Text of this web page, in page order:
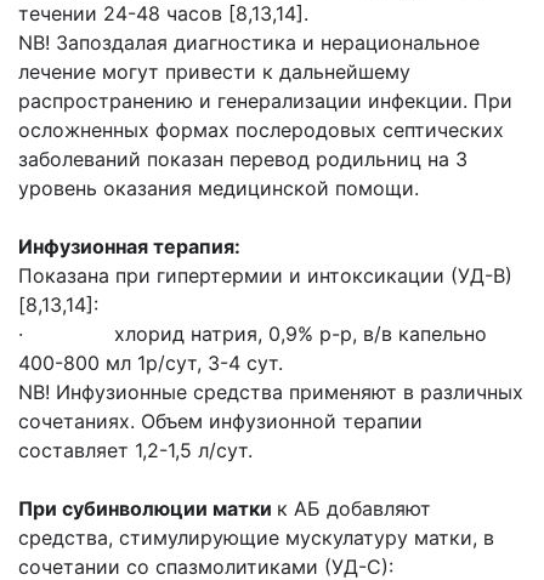
течении 24-48 часов [8,13,14].
NB! Запоздалая диагностика и нерациональное
лечение могут привести к дальнейшему
распространению и генерализации инфекции. При
осложненных формах послеродовых септических
заболеваний показан перевод родильниц на 3
уровень оказания медицинской помощи.
Инфузионная терапия:
Показана при гипертермии и интоксикации (УД-В)
[8,13,14]:
· хлорид натрия, 0,9% р-р, в/в капельно
400-800 мл 1р/сут, 3-4 сут.
NB! Инфузионные средства применяют в различных
сочетаниях. Объем инфузионной терапии
составляет 1,2-1,5 л/сут.
При субинволюции матки к АБ добавляют
средства, стимулирующие мускулатуру матки, в
сочетании со спазмолитиками (УД-С):